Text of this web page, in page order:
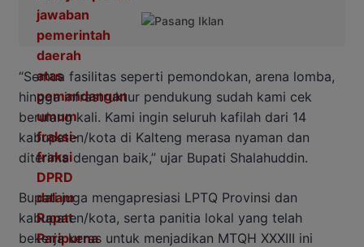
“Semua fasilitas seperti pemondokan, arena lomba,
hingga infrastruktur pendukung sudah kami cek
berulang kali. Kami ingin seluruh kafilah dari 14
kabupaten/kota di Kalteng merasa nyaman dan
diterima dengan baik,” ujar Bupati Shalahuddin.
Bupati juga mengapresiasi LPTQ Provinsi dan
kabupaten/kota, serta panitia lokal yang telah
bekerja keras untuk menjadikan MTQH XXXIII ini